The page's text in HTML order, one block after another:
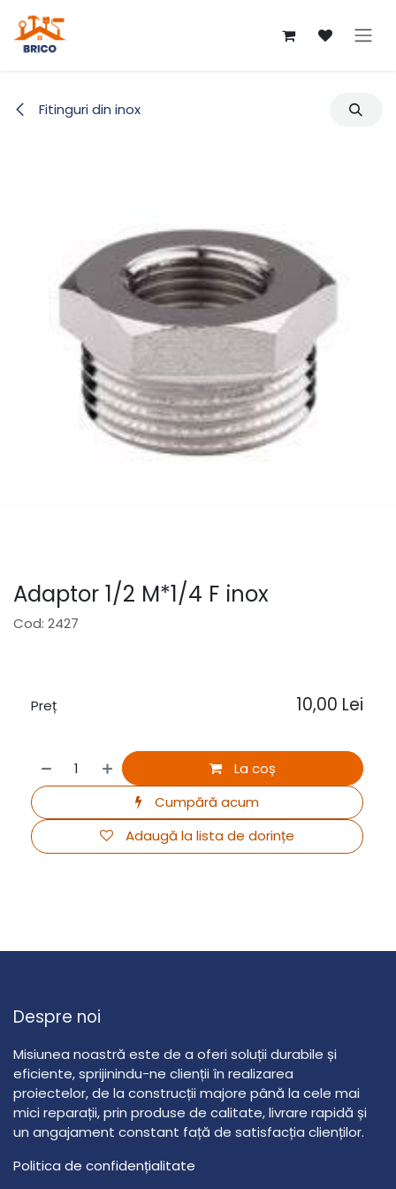
Fitinguri din inox
Adaptor 1/2 M*1/4 F inox
Cod: 2427
La coș
Cumpără acum
Adaugă la lista de dorințe
Preț 10,00 Lei
Despre noi
Misiunea noastră este de a oferi soluții durabile și
eficiente, sprijinindu-ne clienții în realizarea
proiectelor, de la construcții majore până la cele mai
mici reparații, prin produse de calitate, livrare rapidă și
un angajament constant față de satisfacția clienților.
Politica de confidențialitate